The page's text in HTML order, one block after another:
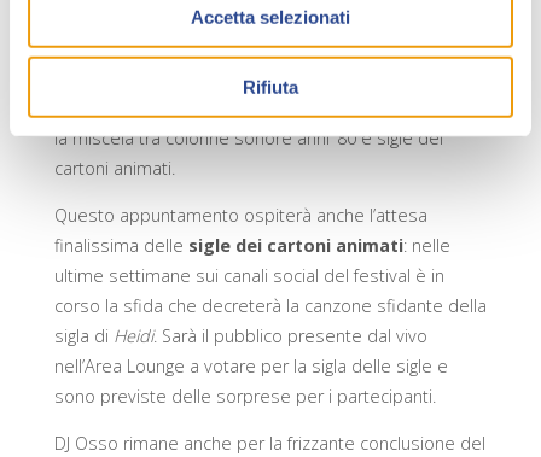
Accetta selezionati
Rifiuta
Pop (media partner di Collezionando) esperto dei
mondi vintage. A condurre la gara, un nome
d’eccezione: DJ Osso, l’esplosivo e raffinato musicista
la miscela tra colonne sonore anni ‘80 e sigle dei
cartoni animati.
Questo appuntamento ospiterà anche l’attesa
finalissima delle sigle dei cartoni animati: nelle
ultime settimane sui canali social del festival è in
corso la sfida che decreterà la canzone sfidante della
sigla di Heidi. Sarà il pubblico presente dal vivo
nell’Area Lounge a votare per la sigla delle sigle e
sono previste delle sorprese per i partecipanti.
DJ Osso rimane anche per la frizzante conclusione del